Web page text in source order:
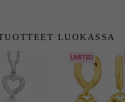
LUOKASSA
LIMITED